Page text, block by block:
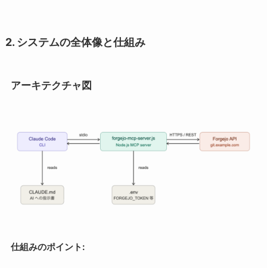
2. システムの全体像と仕組み
アーキテクチャ図
仕組みのポイント: